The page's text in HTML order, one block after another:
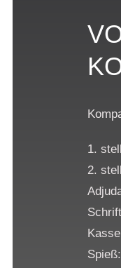
1.
2.